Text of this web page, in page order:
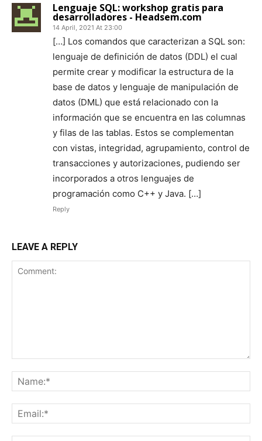
Lenguaje SQL: workshop gratis para
desarrolladores - Headsem.com
14 April, 2021 At 23:00
[…] Los comandos que caracterizan a SQL son:
lenguaje de definición de datos (DDL) el cual
permite crear y modificar la estructura de la
base de datos y lenguaje de manipulación de
datos (DML) que está relacionado con la
información que se encuentra en las columnas
y filas de las tablas. Estos se complementan
con vistas, integridad, agrupamiento, control de
transacciones y autorizaciones, pudiendo ser
incorporados a otros lenguajes de
programación como C++ y Java. […]
Reply
LEAVE A REPLY